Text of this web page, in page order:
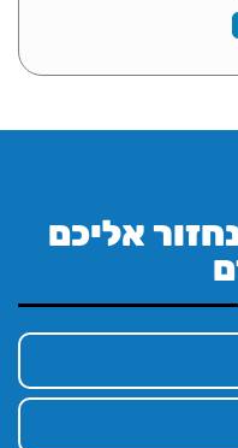
אליכם